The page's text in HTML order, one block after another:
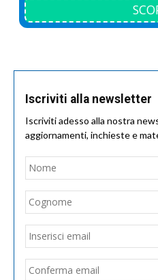
Iscriviti alla newsletter
Iscriviti adesso alla nostra
aggiornamenti, inchieste e
Nome
Email